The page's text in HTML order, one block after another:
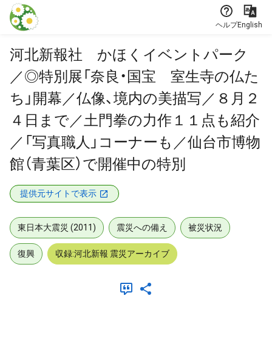
本文に飛ぶ
ヘルプEnglish
河北新報社 かほくイベントパーク
／◎特別展「奈良・国宝 室生寺の仏た
ち」開幕／仏像、境内の美描写／８月２
４日まで／土門拳の力作１１点も紹介
／「写真職人」コーナーも／仙台市博物
館（青葉区）で開催中の特別
提供元サイトで表示
東日本大震災 (2011) 震災への備え 被災状況
復興 収録:河北新報 震災アーカイブ